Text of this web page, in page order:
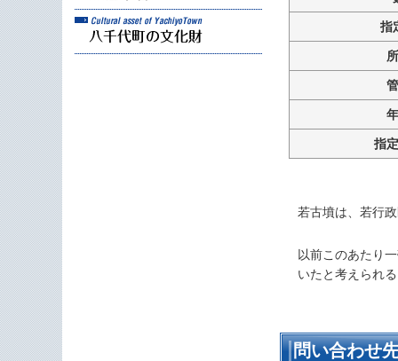
指
指
若古墳は、若行
以前このあたり
いたと考えられ
問い合わせ